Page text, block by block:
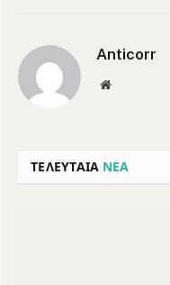
Anticorr
Website
ΤΕΛΕΥΤΑΙΑ ΝΕΑ